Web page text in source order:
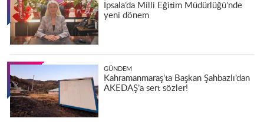
İpsala’da Milli Eğitim Müdürlüğü’nde
yeni dönem
GÜNDEM
Kahramanmaraş'ta Başkan Şahbazlı’dan
AKEDAŞ’a sert sözler!